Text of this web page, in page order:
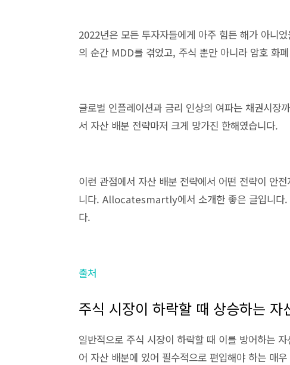
2022년은 모든 투자자들에게 아주 힘든 해가 아니
의 순간 MDD를 겪었고, 주식 뿐만 아니라 암호 화
글로벌 인플레이션과 금리 인상의 여파는 채권시장
서 자산 배분 전략마저 크게 망가진 한해였습니다.
이런 관점에서 자산 배분 전략에서 어떤 전략이 안
니다. Allocatesmartly에서 소개한 좋은 글입니다.
다.
출처
주식 시장이 하락할 때 상승하는 자
일반적으로 주식 시장이 하락할 때 이를 방어하는
어 자산 배분에 있어 필수적으로 편입해야 하는 매